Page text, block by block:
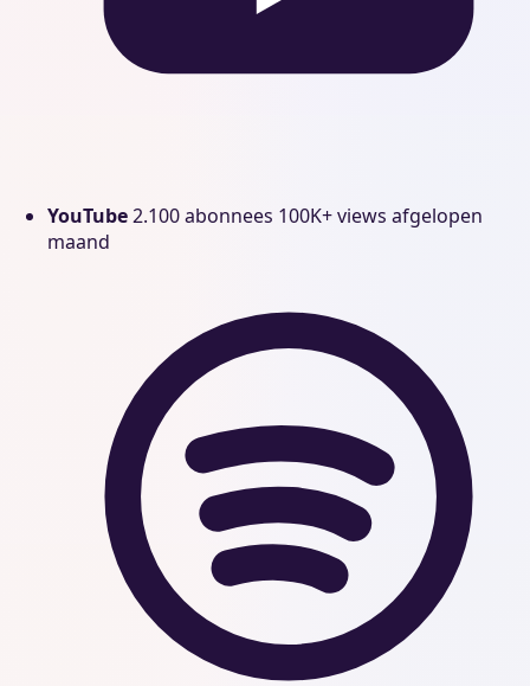
YouTube2.100 abonnees 100K+ views afgelopen
maand